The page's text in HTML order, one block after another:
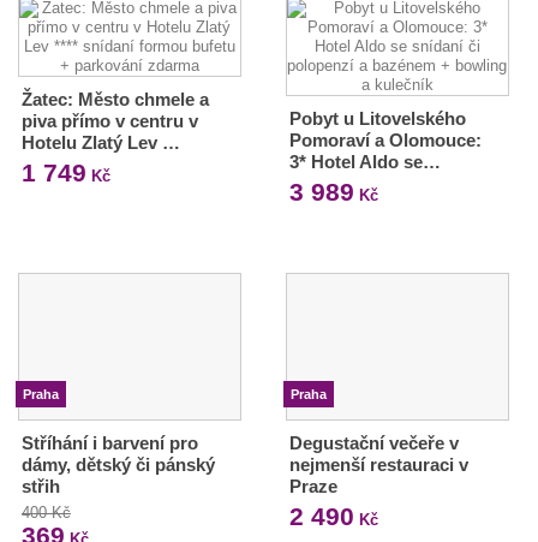
Žatec: Město chmele a
piva přímo v centru v
Hotelu Zlatý Lev …
1 749 Kč
Pobyt u Litovelského
Pomoraví a Olomouce:
3* Hotel Aldo se…
3 989 Kč
Praha
Stříhání i barvení pro
dámy, dětský či pánský
střih
400 Kč
369
Praha
Degustační večeře v
nejmenší restauraci v
Praze
2 490 Kč